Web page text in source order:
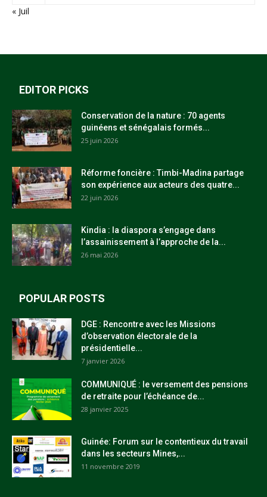
« Juil
EDITOR PICKS
Conservation de la nature : 70 agents
guinéens et sénégalais formés...
25 juin 2026
Réforme foncière : Timbi-Madina partage
son expérience aux acteurs des quatre...
22 juin 2026
Kindia : la diaspora s’engage dans
l’assainissement à l’approche de la...
26 mai 2026
POPULAR POSTS
DGE : Rencontre avec les Missions
d’observation électorale de la
présidentielle...
7 janvier 2026
COMMUNIQUÉ : le versement des pensions
de retraite pour l’échéance de...
28 janvier 2025
Guinée: Forum sur le contentieux du travail
dans les secteurs Mines,...
11 novembre 2019